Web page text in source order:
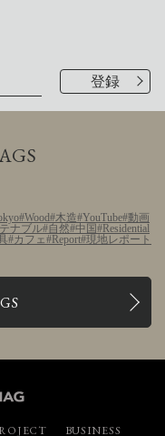
Wood 木造 YouTube 動画
ナブル 自然 中国 Residential
カフェ Report 現地レポート
BUSINESS